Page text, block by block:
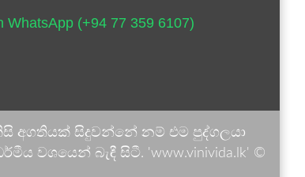
WhatsApp (+94 77 359 6107)
අගතියක් සිදුවන්නේ නම් එම පුද්ගලයා
වශයෙන් බැඳී සිටී. 'www.vinivida.lk' ©